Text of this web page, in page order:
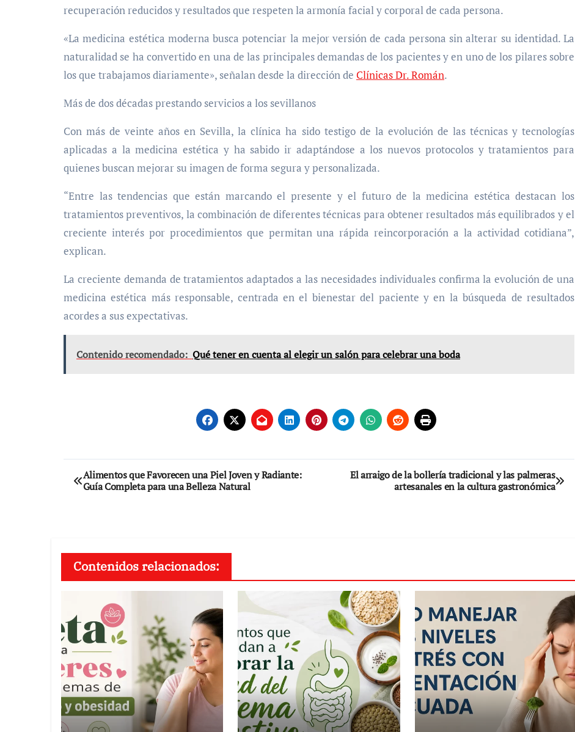
recuperación reducidos y resultados que respeten la armonía facial y corporal de cada persona.
«La medicina estética moderna busca potenciar la mejor versión de cada persona sin alterar su identidad. La
naturalidad se ha convertido en una de las principales demandas de los pacientes y en uno de los pilares sobre
los que trabajamos diariamente», señalan desde la dirección de Clínicas Dr. Román.
Más de dos décadas prestando servicios a los sevillanos
Con más de veinte años en Sevilla, la clínica ha sido testigo de la evolución de las técnicas y tecnologías
aplicadas a la medicina estética y ha sabido ir adaptándose a los nuevos protocolos y tratamientos para
quienes buscan mejorar su imagen de forma segura y personalizada.
“Entre las tendencias que están marcando el presente y el futuro de la medicina estética destacan los
tratamientos preventivos, la combinación de diferentes técnicas para obtener resultados más equilibrados y el
creciente interés por procedimientos que permitan una rápida reincorporación a la actividad cotidiana”,
explican.
La creciente demanda de tratamientos adaptados a las necesidades individuales confirma la evolución de una
medicina estética más responsable, centrada en el bienestar del paciente y en la búsqueda de resultados
acordes a sus expectativas.
Contenido recomendado: Qué tener en cuenta al elegir un salón para celebrar una boda
Navegación
de
Alimentos que Favorecen una Piel Joven y Radiante:
Guía Completa para una Belleza Natural
El arraigo de la bollería tradicional y las palmeras
artesanales en la cultura gastronómica
Contenidos relacionados: